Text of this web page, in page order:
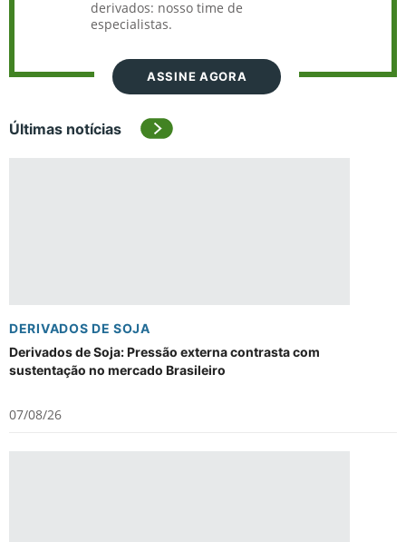
derivados: nosso time de
especialistas.
ASSINE AGORA
Últimas notícias
DERIVADOS DE SOJA
Derivados de Soja: Pressão externa contrasta com
sustentação no mercado Brasileiro
07/08/26